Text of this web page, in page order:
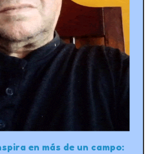
en más de un campo: